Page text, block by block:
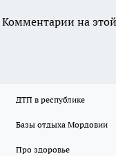
Комментарии на
ДТП в республике
Базы отдыха Мордовии
Про здоровье